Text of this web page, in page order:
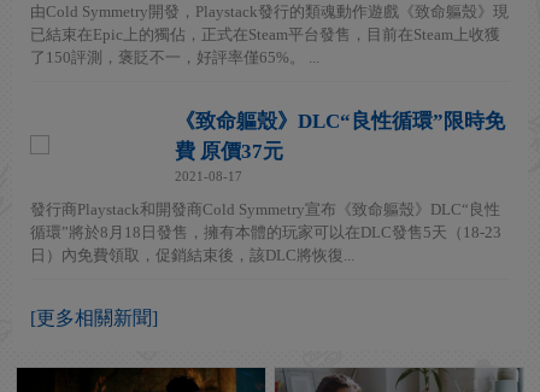
由Cold Symmetry開發，Playstack發行的類魂動作遊戲《致命軀殼》現
已結束在Epic上的獨佔，正式在Steam平台發售，目前在Steam上收獲
了150評測，褒貶不一，好評率僅65%。 ...
《致命軀殼》DLC“良性循環”限時免
費 原價37元
2021-08-17
發行商Playstack和開發商Cold Symmetry宣布《致命軀殼》DLC“良性
循環”將於8月18日發售，擁有本體的玩家可以在DLC發售5天（18-23
日）內免費領取，促銷結束後，該DLC將恢復...
[更多相關新聞]